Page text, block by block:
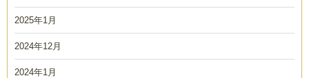
2025年1月
2024年12月
2024年1月